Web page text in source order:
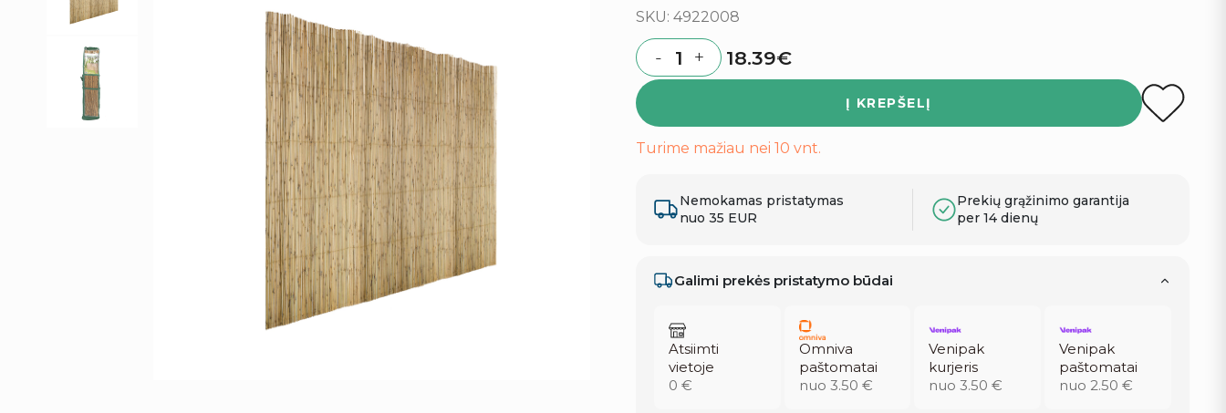
SKU: 4922008
Quantity
- + 18.39€
Į KREPŠELĮ
Turime mažiau nei 10 vnt.
Nemokamas pristatymas
nuo 35 EUR
Prekių grąžinimo garantija
per 14 dienų
Galimi prekės pristatymo būdai
Atsiimti
vietoje
0 €
Omniva
paštomatai
nuo 3.50 €
Venipak
kurjeris
nuo 3.50 €
Venipak
paštomatai
nuo 2.50 €